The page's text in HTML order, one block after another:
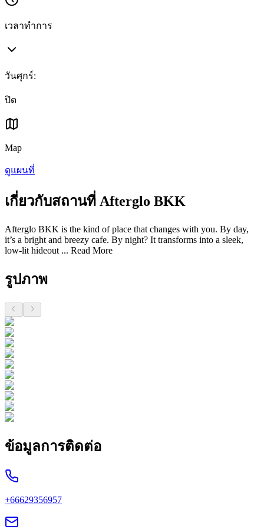
เวลาทำการ
วันศุกร์:
ปิด
Map
ดูแผนที่
เกี่ยวกับสถานที่ Afterglo BKK
Afterglo BKK is the kind of place that changes with you. By day,
it’s a bright and breezy cafe. By night? It transforms into a sleek,
low-lit hideout ... Read More
รูปภาพ
ข้อมูลการติดต่อ
+66629356957